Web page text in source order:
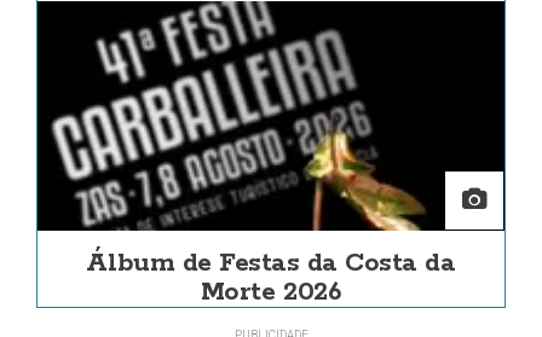
Álbum de Festas da Costa da
Morte 2026